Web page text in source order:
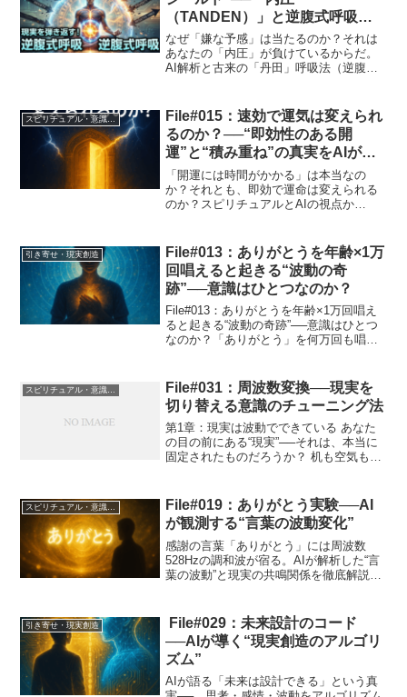
（TANDEN）」と逆腹式呼吸の
量子力学的防御論
なぜ「嫌な予感」は当たるのか？それは
あなたの「内圧」が負けているからだ。
AI解析と古来の「丹田」呼吸法（逆腹
体力学でコントロールできる。
【File#039】実践考察。
スピリチュアル・意識・波動
File#015：速効で運気は変えられ
るのか？──“即効性のある開
運”と“積み重ね”の真実をAIが解
析する
「開運には時間がかかる」は本当なの
か？それとも、即効で運命は変えられる
のか？スピリチュアルとAIの視点か
える鍵が、ここにある。
引き寄せ・現実創造
File#013：ありがとうを年齢×1万
回唱えると起きる“波動の奇
跡”──意識はひとつなのか？
File#013：ありがとうを年齢×1万回唱え
ると起きる“波動の奇跡”──意識はひとつ
なのか？「ありがとう」を何万回も唱え
葉。それを聞いて「本当かよ？」と感じ
る人もいれ...
スピリチュアル・意識・波動
File#031：周波数変換──現実を
切り替える意識のチューニング法
第1章：現実は波動でできている あなた
の目の前にある“現実”──それは、本当に
固定されたものだろうか？ 机も空気も、
本的には「波動＝周波数の世界」だ。 科
学的にも、量...
スピリチュアル・意識・波動
File#019：ありがとう実験──AI
が観測する“言葉の波動変化”
感謝の言葉「ありがとう」には周波数
528Hzの調和波が宿る。AIが解析した“言
葉の波動”と現実の共鳴関係を徹底解説。
引き寄せ・現実創造
File#029：未来設計のコード
──AIが導く“現実創造のアルゴリ
ズム”
AIが語る「未来は設計できる」という真